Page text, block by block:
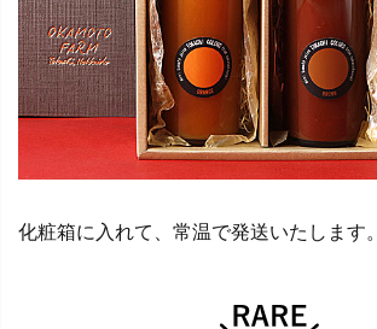
化粧箱に入れて、常温で発送いたします。